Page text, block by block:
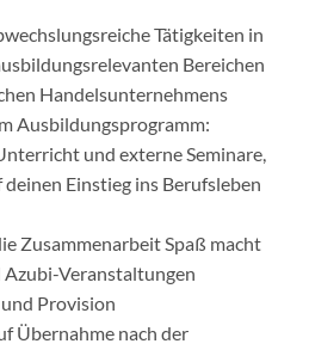
Tätigkeiten in
Bereichen
Handelsunternehmens
Ausbildungsprogramm:
und externe Seminare,
Einstieg ins Berufsleben
Zusammenarbeit Spaß macht
Veranstaltungen
Provision
Übernahme nach der